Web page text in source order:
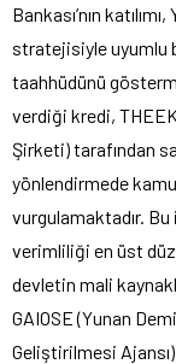
Bankası’nın
stratejisiyle uyumlu
taahhüdünü
verdiği kredi,
Şirketi) tarafından
yönlendirmede
vurgulamaktadır.
verimliliği en üst
devletin mali
GAIOSE (Yunan
Geliştirilmesi